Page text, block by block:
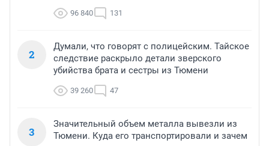
96 840 131
2
Думали, что говорят с полицейским. Тайское
следствие раскрыло детали зверского
убийства брата и сестры из Тюмени
39 260 47
3
Значительный объем металла вывезли из
Тюмени. Куда его транспортировали и зачем